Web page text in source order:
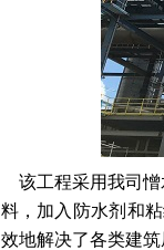
该工程采用我司憎
料，加入防水剂和
效地解决了各类建